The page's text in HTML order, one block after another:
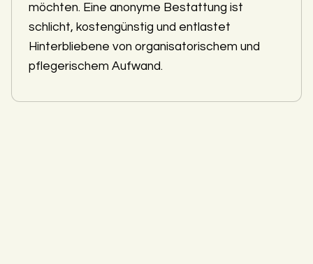
möchten. Eine anonyme Bestattung ist
schlicht, kostengünstig und entlastet
Hinterbliebene von organisatorischem und
pflegerischem Aufwand.